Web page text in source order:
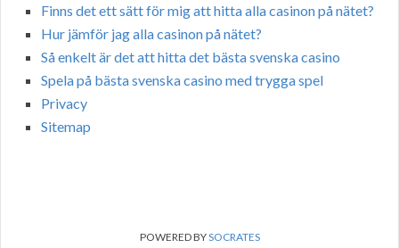
Finns det ett sätt för mig att hitta alla casinon på nätet?
Hur jämför jag alla casinon på nätet?
Så enkelt är det att hitta det bästa svenska casino
Spela på bästa svenska casino med trygga spel
Privacy
Sitemap
POWERED BYSOCRATES